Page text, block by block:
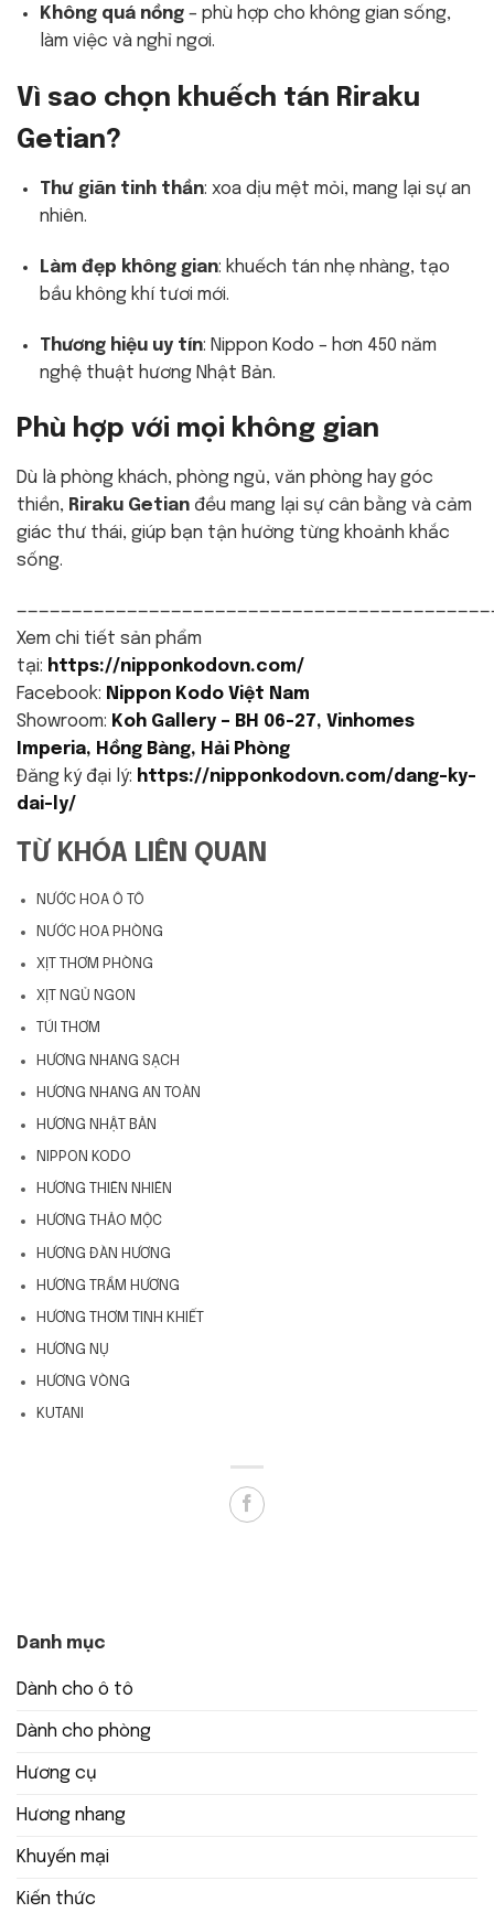
Không quá nồng– phù hợp cho không gian sống,
làm việc và nghỉ ngơi.
Vì sao chọn khuếch tán Riraku
Getian?
Thư giãn tinh thần: xoa dịu mệt mỏi, mang lại sự an
nhiên.
Làm đẹp không gian: khuếch tán nhẹ nhàng, tạo
bầu không khí tươi mới.
Thương hiệu uy tín: Nippon Kodo – hơn 450 năm
nghệ thuật hương Nhật Bản.
Phù hợp với mọi không gian
Dù là phòng khách, phòng ngủ, văn phòng hay góc
thiền, Riraku Getian đều mang lại sự cân bằng và cảm
giác thư thái, giúp bạn tận hưởng từng khoảnh khắc
sống.
Xem chi tiết sản phẩm
tại: https://nipponkodovn.com/
Facebook: Nippon Kodo Việt Nam
Showroom: Koh Gallery – BH 06-27, Vinhomes
Imperia, Hồng Bàng, Hải Phòng
Đăng ký đại lý: https://nipponkodovn.com/dang-ky-
dai-ly/
TỪ KHÓA LIÊN QUAN
NƯỚC HOA Ô TÔ
NƯỚC HOA PHÒNG
XỊT THƠM PHÒNG
XỊT NGỦ NGON
TÚI THƠM
HƯƠNG NHANG SẠCH
HƯƠNG NHANG AN TOÀN
HƯƠNG NHẬT BẢN
NIPPON KODO
HƯƠNG THIÊN NHIÊN
HƯƠNG THẢO MỘC
HƯƠNG ĐÀN HƯƠNG
HƯƠNG TRẦM HƯƠNG
HƯƠNG THƠM TINH KHIẾT
HƯƠNG NỤ
HƯƠNG VÒNG
KUTANI
Danh mục
Dành cho ô tô
Dành cho phòng
Hương cụ
Hương nhang
Khuyến mại
Kiến thức